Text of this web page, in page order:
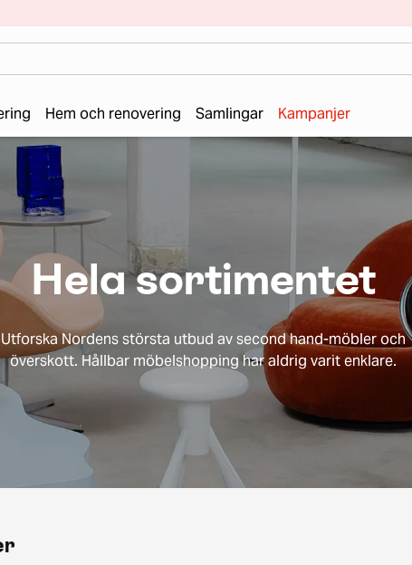
Hem och renovering Samlingar Kampanjer
Hela sortimentet
Utforska Nordens största utbud av second hand-möbler och
överskott. Hållbar möbelshopping har aldrig varit enklare.